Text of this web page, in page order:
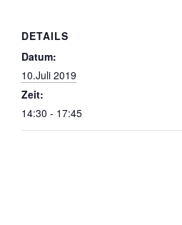
DETAILS
Datum:
10.Juli 2019
Zeit:
14:30 - 17:45